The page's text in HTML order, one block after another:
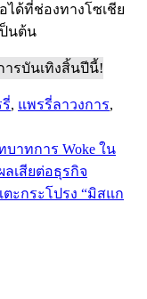
ด้ที่ช่องทางโซเชีย
ป็นต้น
, แพรรี่ลาวงการ,
บาทการ Woke ใน
เสียต่อธุรกิจ
ตะกระโปรง “มิสแก